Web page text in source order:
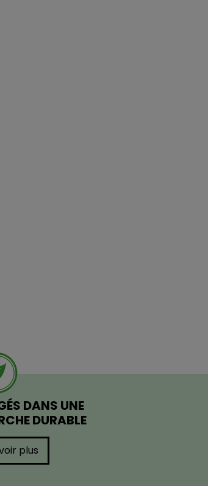
DANS UNE
DURABLE
plus